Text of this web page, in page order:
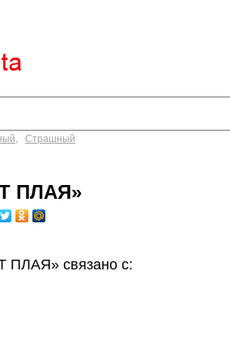
, Страшный
ПЛАЯ»
ПЛАЯ» связано с: